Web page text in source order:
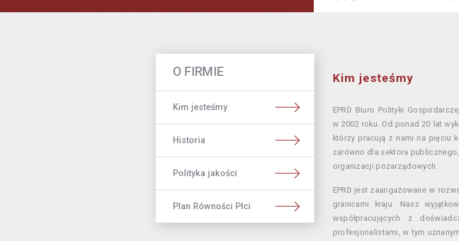
O FIRMIE
Kim jesteśmy
Historia
Polityka jakości
Plan Równości Płci
Kim jesteśmy
EPRD Biuro Polityki
w 2002 roku. Od ponad 20 lat
którzy pracują z nami na pięciu
zarówno dla sektora
organizacji pozarządowych.
EPRD jest zaangażowane w
granicami kraju. Nasz
współpracujących z
profesjonalistami, w tym